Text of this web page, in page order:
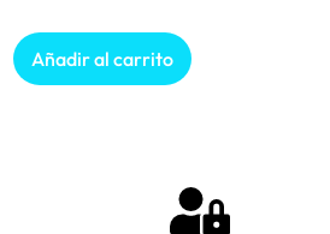
Añadir al carrito